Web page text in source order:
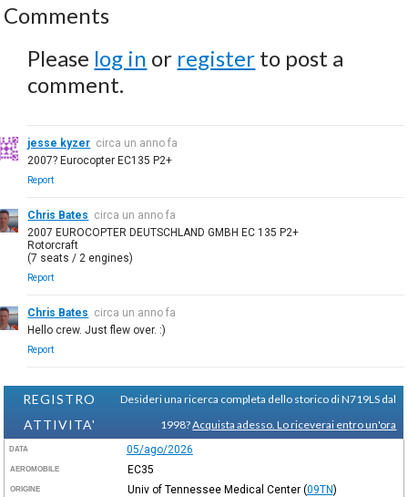
Comments
Please log in or register to post a
comment.
jesse kyzer circa un anno fa
2007? Eurocopter EC135 P2+
Report
Chris Bates circa un anno fa
2007 EUROCOPTER DEUTSCHLAND GMBH EC 135 P2+
Rotorcraft
(7 seats / 2 engines)
Report
Chris Bates circa un anno fa
Hello crew. Just flew over. :)
Report
REGISTRO
ATTIVITA'
Desideri una ricerca completa dello storico di N719LS dal
1998?Acquista adesso. Lo riceverai entro un'ora
DATA 05/ago/2026
AEROMOBILE EC35
ORIGINE Univ of Tennessee Medical Center (09TN)